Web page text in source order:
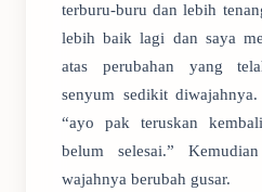
terburu-buru dan lebih
lebih baik lagi dan saya
atas perubahan yang
senyum sedikit
“ayo pak teruskan
belum selesai.”
wajahnya berubah gusar.